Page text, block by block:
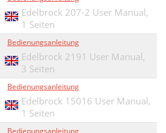
Edelbrock 207-2 User Manual,
1 Seiten
Bedienungsanleitung
Edelbrock 2191 User Manual,
3 Seiten
Bedienungsanleitung
Edelbrock 15016 User Manual,
1 Seiten
Bedienungsanleitung